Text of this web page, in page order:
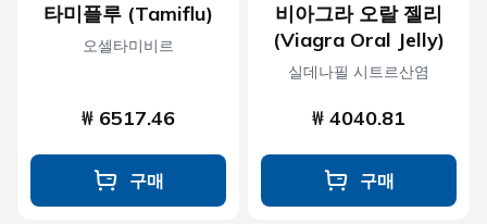
타미플루 (Tamiflu)
오셀타미비르
₩ 6517.46
구매
비아그라 오랄 젤리
(Viagra Oral Jelly)
실데나필 시트르산염
₩ 4040.81
구매